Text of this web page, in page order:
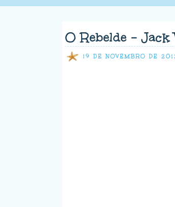
O Rebelde -
19 DE NOVEMBRO DE